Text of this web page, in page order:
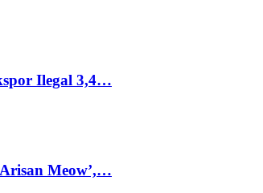
Ilegal 3,4…
Meow’,…